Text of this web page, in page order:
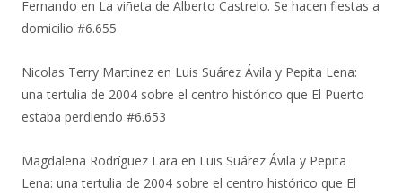
Fernando en La viñeta de Alberto Castrelo. Se hacen fiestas a
domicilio #6.655
Nicolas Terry Martinez en Luis Suárez Ávila y Pepita Lena:
una tertulia de 2004 sobre el centro histórico que El Puerto
estaba perdiendo #6.653
Magdalena Rodríguez Lara en Luis Suárez Ávila y Pepita
Lena: una tertulia de 2004 sobre el centro histórico que El